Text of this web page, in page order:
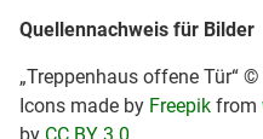
Quellennachweis für Bilder
„Treppenhaus offene Tür“
Icons made by Freepik from
by CC BY 3.0